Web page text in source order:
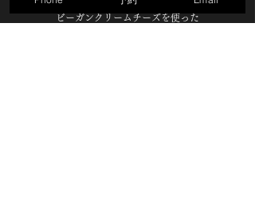
グルテンフリーのザクザクタルトカップに
ビーガンクリームチーズを使った